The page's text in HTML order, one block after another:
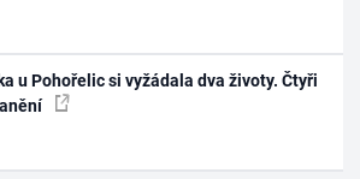
u Pohořelic si vyžádala dva životy. Čtyři